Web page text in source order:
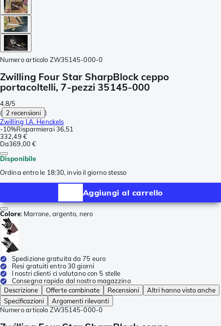
Numero articolo ZW35145-000-0
Zwilling Four Star SharpBlock ceppo
portacoltelli, 7-pezzi 35145-000
4.8/5
( 2 recensioni )
Zwilling J.A. Henckels
-10%Risparmierai 36,51
332,49 €
Da369,00 €
Disponibile
Ordina entro le 18:30, invio il giorno stesso
Aggiungi al carrello
Colore: Marrone, argento, nero
Spedizione gratuita da 75 euro
Resi gratuiti entro 30 giorni
I nostri clienti ci valutano con 5 stelle
Consegna rapida dal nostro magazzino
Descrizione
Offerte combinate Recensioni
Altri hanno visto anche
Specificazioni
Argomenti rilevanti
Numero articolo ZW35145-000-0